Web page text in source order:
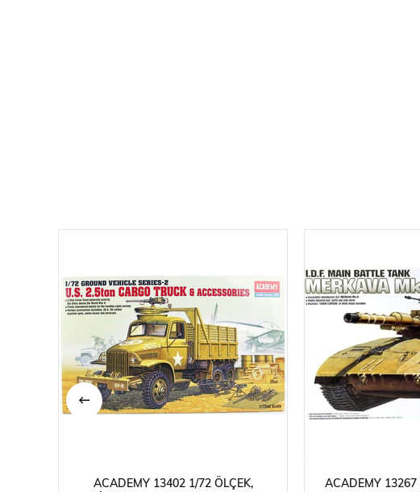
ACADEMY 13402 1/72 ÖLÇEK, ACADEMY 13267